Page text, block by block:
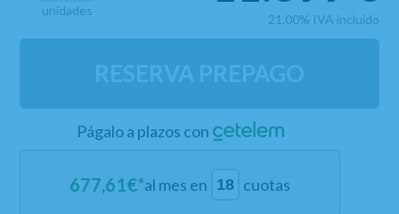
unidades
21.00% IVA incluido
RESERVA PREPAGO
Págalo a plazos con
677,61€*al mes en cuotas